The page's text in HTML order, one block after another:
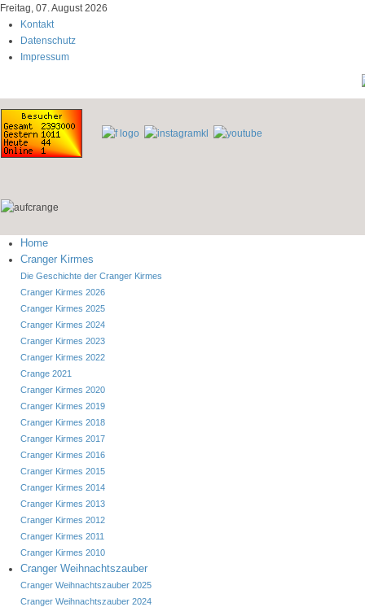
Freitag, 07. August 2026
Kontakt
Datenschutz
Impressum
Home
Cranger Kirmes
Die Geschichte der Cranger Kirmes
Cranger Kirmes 2026
Cranger Kirmes 2025
Cranger Kirmes 2024
Cranger Kirmes 2023
Cranger Kirmes 2022
Crange 2021
Cranger Kirmes 2020
Cranger Kirmes 2019
Cranger Kirmes 2018
Cranger Kirmes 2017
Cranger Kirmes 2016
Cranger Kirmes 2015
Cranger Kirmes 2014
Cranger Kirmes 2013
Cranger Kirmes 2012
Cranger Kirmes 2011
Cranger Kirmes 2010
Cranger Weihnachtszauber
Cranger Weihnachtszauber 2025
Cranger Weihnachtszauber 2024